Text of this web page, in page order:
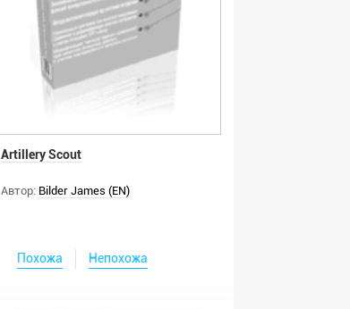
Artillery Scout
Автор: Bilder James (EN)
Похожа Непохожа